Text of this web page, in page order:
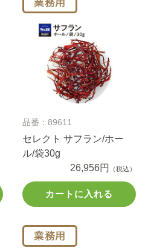
品番：89611
セレクト サフラン/ホー
ル/袋30g
26,956円
（税込）
カートに入れる